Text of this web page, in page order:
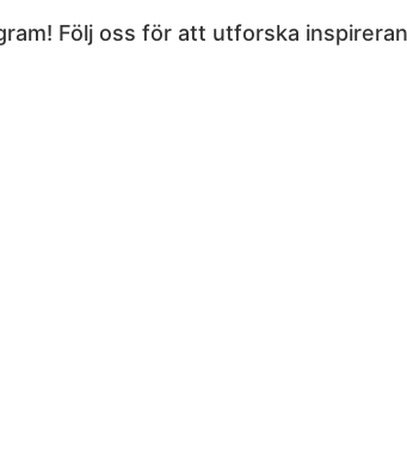
Följ oss för att utforska